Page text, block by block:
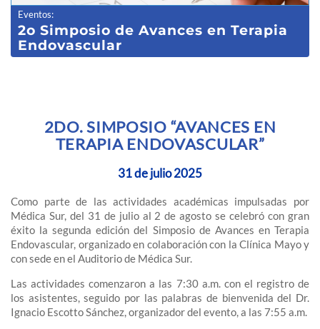
Eventos:
2o Simposio de Avances en Terapia
Endovascular
2DO. SIMPOSIO “AVANCES EN
TERAPIA ENDOVASCULAR”
31 de julio 2025
Como parte de las actividades académicas impulsadas por
Médica Sur, del 31 de julio al 2 de agosto se celebró con gran
éxito la segunda edición del Simposio de Avances en Terapia
Endovascular, organizado en colaboración con la Clínica Mayo y
con sede en el Auditorio de Médica Sur.
Las actividades comenzaron a las 7:30 a.m. con el registro de
los asistentes, seguido por las palabras de bienvenida del Dr.
Ignacio Escotto Sánchez, organizador del evento, a las 7:55 a.m.